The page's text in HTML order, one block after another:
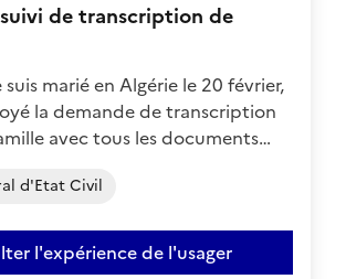
de transcription de
marié en Algérie le 20 février,
la demande de transcription
avec tous les documents…
d'Etat Civil
l'expérience de l'usager